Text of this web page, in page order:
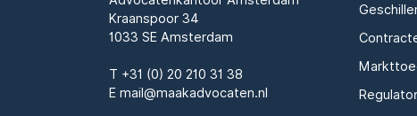
Kraanspoor 34
1033 SE Amsterdam
T +31 (0) 20 210 31 38
E mail@maakadvocaten.nl